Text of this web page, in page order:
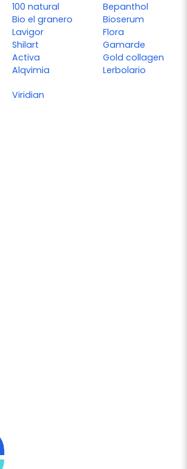
100 natural
Bio el granero
Lavigor
Shilart
Activa
Alqvimia
Bepanthol
Bioserum
Flora
Gamarde
Gold collagen
Lerbolario
Viridian